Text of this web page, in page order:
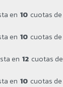
en 10 cuotas de
en 10 cuotas de
en 12 cuotas de
en 10 cuotas de